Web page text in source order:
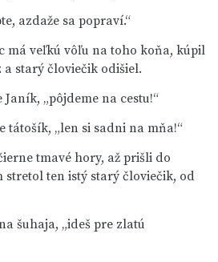
azdaže sa popraví.“
má veľkú vôľu na toho koňa, kúpil
starý človiečik odišiel.
„pôjdeme na cestu!“
tátošík, „len si sadni na mňa!“
tmavé hory, až prišli do
ten istý starý človiečik, od
šuhaja, „ideš pre zlatú